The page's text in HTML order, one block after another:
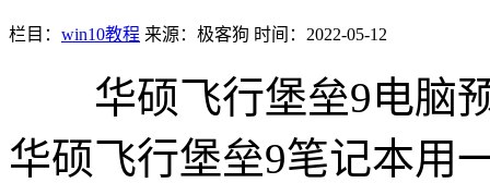
栏目： win10教程 来源：极客狗 时间：2022-05-12
华硕飞行堡垒9电脑预
华硕飞行堡垒9笔记本用